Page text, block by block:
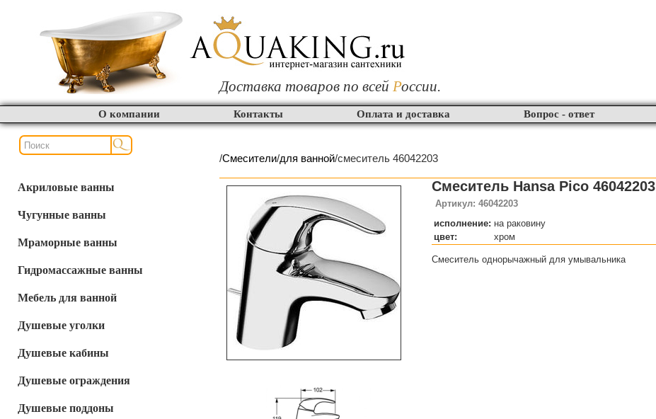
Доставка товаров по всей России.
О компании Контакты Оплата и доставка Вопрос - ответ
Акриловые ванны
Чугунные ванны
Мраморные ванны
Гидромассажные ванны
Мебель для ванной
Душевые уголки
Душевые кабины
Душевые ограждения
Душевые поддоны
/Смесители/для ванной/смеситель 46042203
Смеситель Hansa Pico 46042203
Артикул: 46042203
исполнение: на раковину
цвет:
хром
Смеситель однорычажный для умывальника